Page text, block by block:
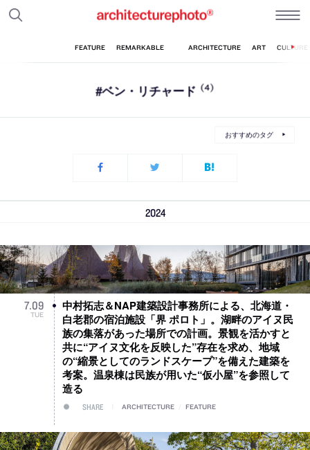
#ベン・リチャード (4)
おすすめのタグ
2024
7.09
TUE
中村拓志＆NAP建築設計事務所による、北海道・
白老郡の宿泊施設「界 ポロト」。湖畔のアイヌ民
族の集落があった場所での計画。景観を活かすと
共に“アイヌ文化を反映した”存在を求め、地域
の“縮景としてのランドスケープ”を備えた建築を
考案。温泉棟は民族が用いた“仮小屋”を参照して
造る
SHARE ARCHITECTURE FEATURE